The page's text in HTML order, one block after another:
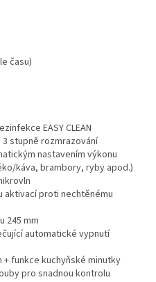
času)
EASY CLEAN
stupně rozmrazování
nastavením výkonu
káva, brambory, ryby apod.)
aktivací proti nechtěnému
245 mm
automatické vypnutí
+ funkce kuchyňské minutky
pro snadnou kontrolu